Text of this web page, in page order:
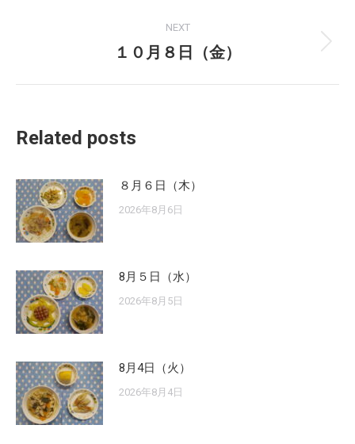
NEXT
Next
１０月８日（金）
Related posts
８月６日（木）
2026年8月6日
8月５日（水）
2026年8月5日
8月4日（火）
2026年8月4日